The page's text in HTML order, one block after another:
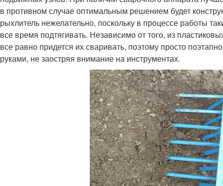
в противном случае оптимальным решением будет
рыхлитель нежелательно, поскольку в процессе работы
все время подтягивать. Независимо от того, из
все равно придется их сваривать, поэтому просто
руками, не заостряя внимание на инструментах.